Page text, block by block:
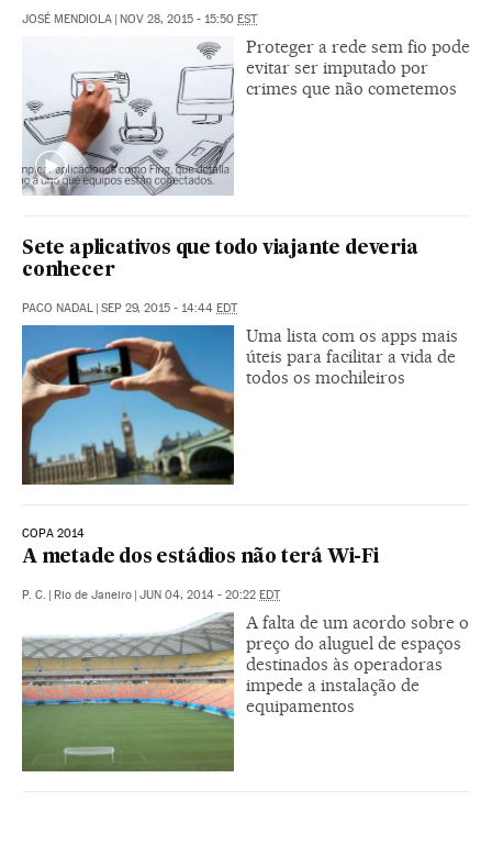
JOSÉ MENDIOLA | NOV 28, 2015 - 15:50 EST
Proteger a rede sem fio pode
evitar ser imputado por
crimes que não cometemos
Sete aplicativos que todo viajante deveria
conhecer
PACO NADAL | SEP 29, 2015 - 14:44 EDT
Uma lista com os apps mais
úteis para facilitar a vida de
todos os mochileiros
COPA 2014
A metade dos estádios não terá Wi-Fi
P. C. | Rio de Janeiro | JUN 04, 2014 - 20:22 EDT
A falta de um acordo sobre o
preço do aluguel de espaços
destinados às operadoras
impede a instalação de
equipamentos